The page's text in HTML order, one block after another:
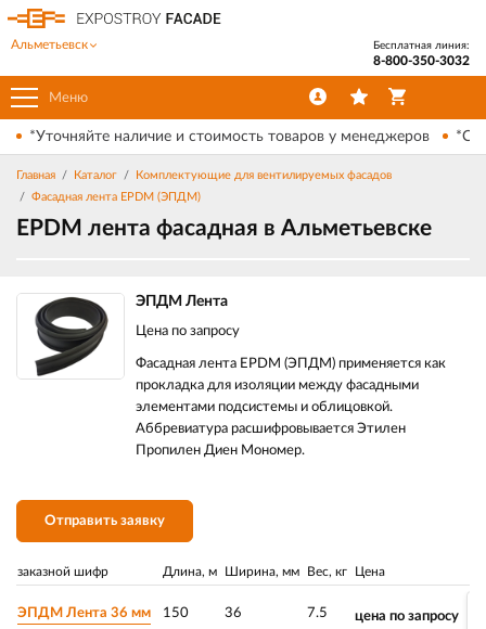
Меню
Альметьевск Бесплатная линия:
8-800-350-3032
*Уточняйте наличие и стоимость товаров у менеджеров
Главная Каталог
Комплектующие для вентилируемых фасадов
Фасадная лента EPDM (ЭПДМ)
EPDM лента фасадная в Альметьевске
ЭПДМ Лента
Цена по запросу
Фасадная лента EPDM (ЭПДМ) применяется как
прокладка для изоляции между фасадными
элементами подсистемы и облицовкой.
Аббревиатура расшифровывается Этилен
Пропилен Диен Мономер.
Отправить заявку
заказной шифр Длина, м Ширина, мм Вес, кг Цена
ЭПДМ Лента 36 мм 150 36 7.5 цена по запросу